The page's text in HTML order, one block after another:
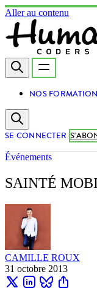
Aller au contenu
NOS
SE CONNECTER
Événements
SAINTÉ
CAMILLE ROUX
31 octobre 2013